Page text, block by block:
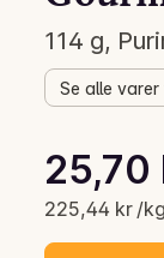
114 g,
Se alle varer
Gjeldende
25,70
225,44 kr /kg
Stykkpris: